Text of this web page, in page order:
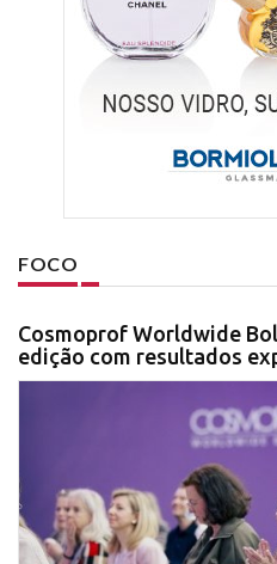
FOCO
Cosmoprof Worldwide
edição com resultados